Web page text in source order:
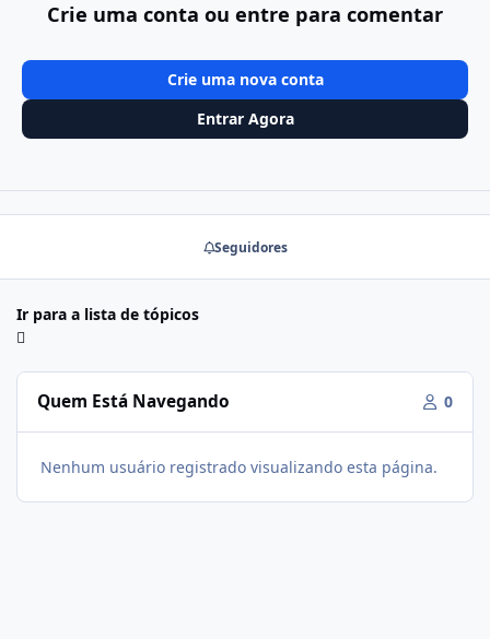
Crie uma conta ou entre para comentar
Crie uma nova conta
Entrar Agora
Seguidores
Ir para a lista de tópicos
Quem Está Navegando 0
Nenhum usuário registrado visualizando esta página.